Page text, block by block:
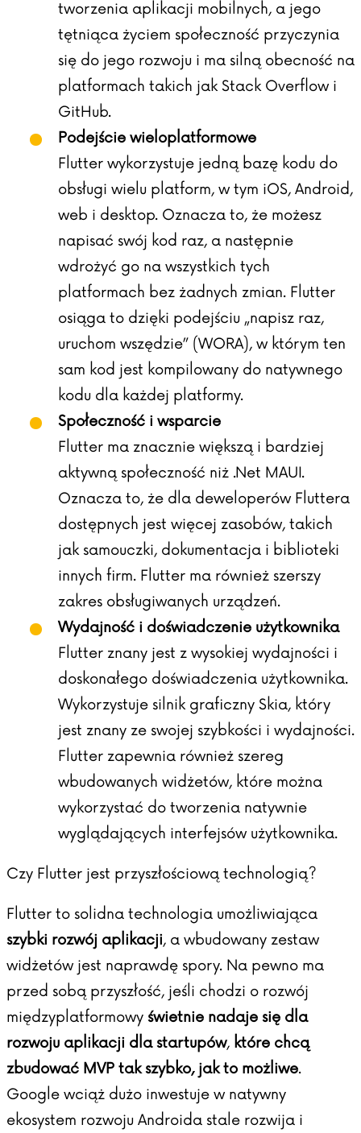
tworzenia aplikacji mobilnych, a jego
tętniąca życiem społeczność przyczynia
się do jego rozwoju i ma silną obecność na
platformach takich jak Stack Overflow i
GitHub.
Podejście wieloplatformowe
Flutter wykorzystuje jedną bazę kodu do
obsługi wielu platform, w tym iOS, Android,
web i desktop. Oznacza to, że możesz
napisać swój kod raz, a następnie
wdrożyć go na wszystkich tych
platformach bez żadnych zmian. Flutter
osiąga to dzięki podejściu „napisz raz,
uruchom wszędzie” (WORA), w którym ten
sam kod jest kompilowany do natywnego
kodu dla każdej platformy.
Społeczność i wsparcie
Flutter ma znacznie większą i bardziej
aktywną społeczność niż .Net MAUI.
Oznacza to, że dla deweloperów Fluttera
dostępnych jest więcej zasobów, takich
jak samouczki, dokumentacja i biblioteki
innych firm. Flutter ma również szerszy
zakres obsługiwanych urządzeń.
Wydajność i doświadczenie użytkownika
Flutter znany jest z wysokiej wydajności i
doskonałego doświadczenia użytkownika.
Wykorzystuje silnik graficzny Skia, który
jest znany ze swojej szybkości i wydajności.
Flutter zapewnia również szereg
wbudowanych widżetów, które można
wykorzystać do tworzenia natywnie
wyglądających interfejsów użytkownika.
Czy Flutter jest przyszłościową technologią?
Flutter to solidna technologia umożliwiająca
szybki rozwój aplikacji, a wbudowany zestaw
widżetów jest naprawdę spory. Na pewno ma
przed sobą przyszłość, jeśli chodzi o rozwój
międzyplatformowy świetnie nadaje się dla
rozwoju aplikacji dla startupów, które chcą
zbudować MVP tak szybko, jak to możliwe.
Google wciąż dużo inwestuje w natywny
ekosystem rozwoju Androida stale rozwija i